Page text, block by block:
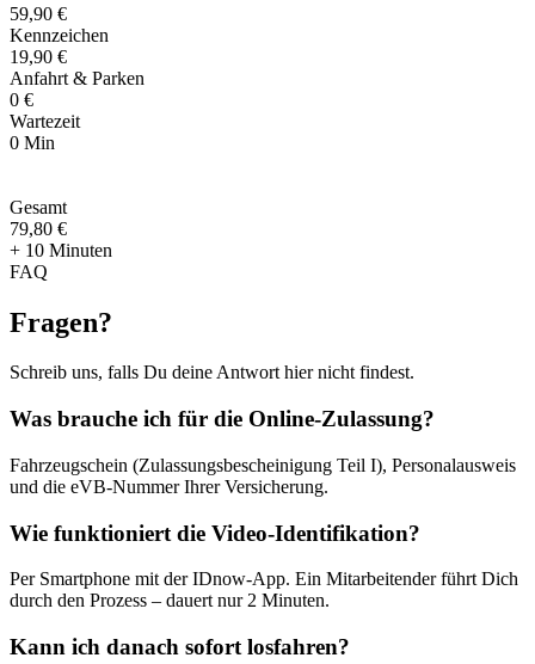
59,90 €
Kennzeichen
19,90 €
Anfahrt & Parken
0 €
Wartezeit
0 Min
Gesamt
79,80 €
+ 10 Minuten
FAQ
Fragen?
Schreib uns, falls Du deine Antwort hier nicht findest.
Was brauche ich für die Online-Zulassung?
Fahrzeugschein (Zulassungsbescheinigung Teil I), Personalausweis
und die eVB-Nummer Ihrer Versicherung.
Wie funktioniert die Video-Identifikation?
Per Smartphone mit der IDnow-App. Ein Mitarbeitender führt Dich
durch den Prozess – dauert nur 2 Minuten.
Kann ich danach sofort losfahren?